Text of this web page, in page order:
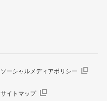
ソーシャルメディアポリシー
サイトマップ